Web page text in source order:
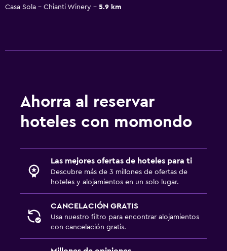
Casa Sola - Chianti Winery 5.9 km
Ahorra al reservar
hoteles con momondo
Las mejores ofertas de hoteles para ti
Descubre más de 3 millones de ofertas de
hoteles y alojamientos en un solo lugar.
CANCELACIÓN GRATIS
Usa nuestro filtro para encontrar alojamientos
con cancelación gratis.